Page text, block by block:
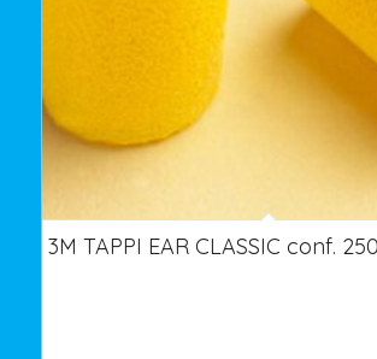
3M TAPPI EAR CLASSIC conf.